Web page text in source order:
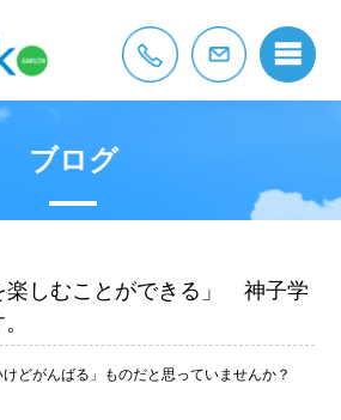
ブログ
楽しむことができる」 神子学
どがんばる」ものだと思っていませんか？